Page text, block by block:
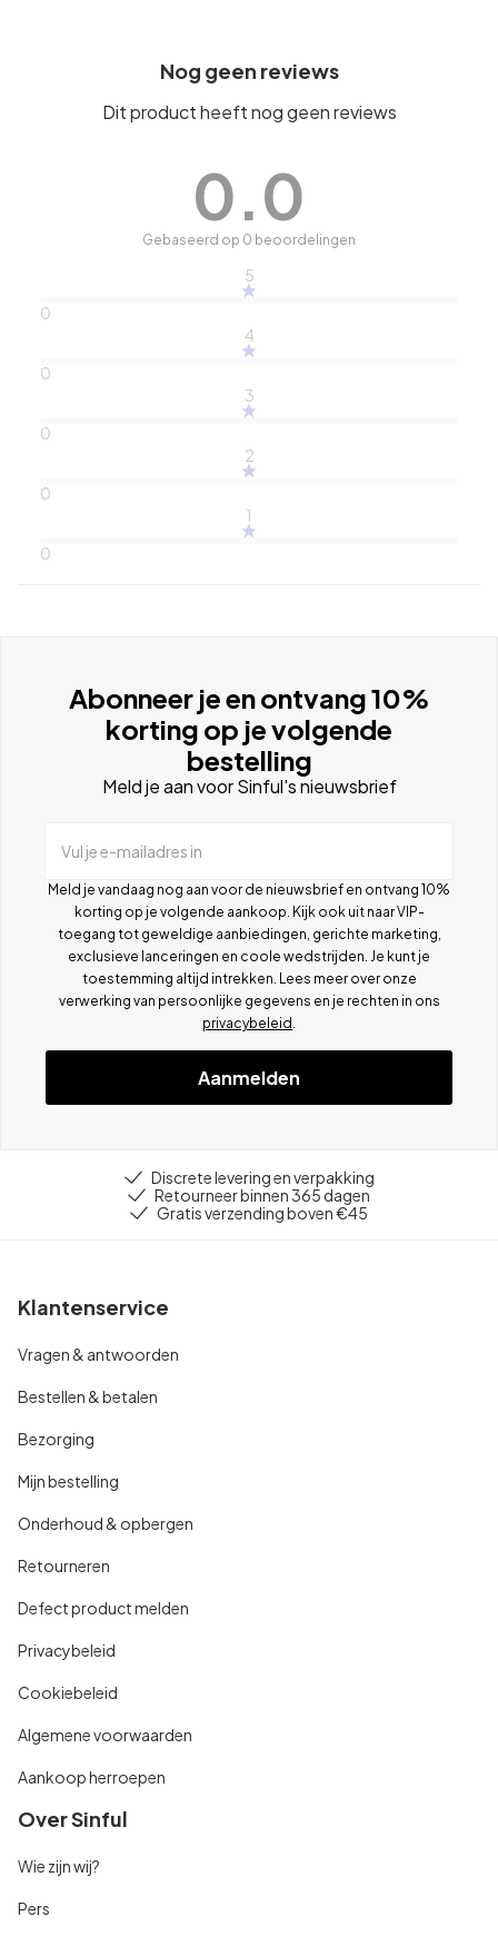
Nog geen reviews
Dit product heeft nog geen reviews
0.0
Gebaseerd op 0 beoordelingen
5
0
4
0
3
0
2
0
1
0
Abonneer je en ontvang 10%
korting op je volgende
bestelling
Meld je aan voor Sinful's nieuwsbrief
Vul je e-mailadres in
Meld je vandaag nog aan voor de nieuwsbrief en ontvang 10%
korting op je volgende aankoop. Kijk ook uit naar VIP-
toegang tot geweldige aanbiedingen, gerichte marketing,
exclusieve lanceringen en coole wedstrijden. Je kunt je
toestemming altijd intrekken. Lees meer over onze
verwerking van persoonlijke gegevens en je rechten in ons
privacybeleid
Aanmelden
Discrete levering en verpakking
Retourneer binnen 365 dagen
Gratis verzending boven €45
Klantenservice
Vragen & antwoorden
Bestellen & betalen
Bezorging
Mijn bestelling
Onderhoud & opbergen
Retourneren
Defect product melden
Privacybeleid
Cookiebeleid
Algemene voorwaarden
Aankoop herroepen
Over Sinful
Wie zijn wij?
Pers